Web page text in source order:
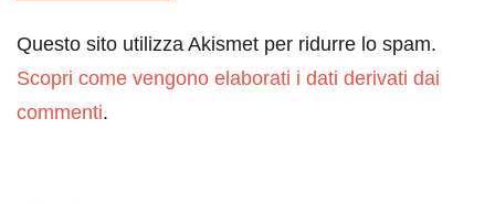
Questo sito utilizza Akismet per ridurre lo spam.
Scopri come vengono elaborati i dati derivati dai
commenti.